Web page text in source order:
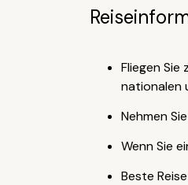
Fliegen Sie
nationalen
Nehmen
Wenn Sie
Beste